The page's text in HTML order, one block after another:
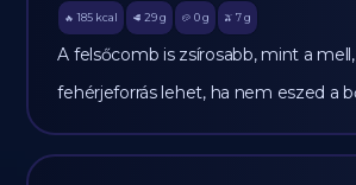
🔥 185 kcal 🥩 29 g 🥔 0g 🫒 7 g
A felsőcomb is zsírosabb, mint a
fehérjeforrás lehet, ha nem eszed a